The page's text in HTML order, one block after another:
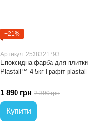
−21%
Артикул: 2538321793
Епоксидна фарба для плитки
Plastall™ 4.5кг Графіт plastall
1 890 грн 2 390 грн
Купити